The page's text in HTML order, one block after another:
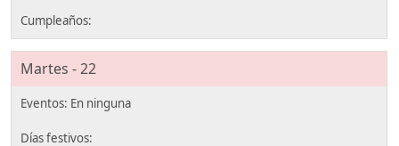
Martes - 22